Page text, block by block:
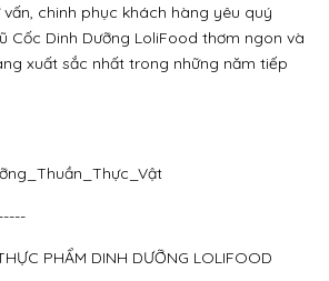
chinh phục khách hàng yêu quý
Cốc Dinh Dưỡng LoliFood thơm ngon và
xuất sắc nhất trong những năm tiếp
PHẨM DINH DƯỠNG LOLIFOOD